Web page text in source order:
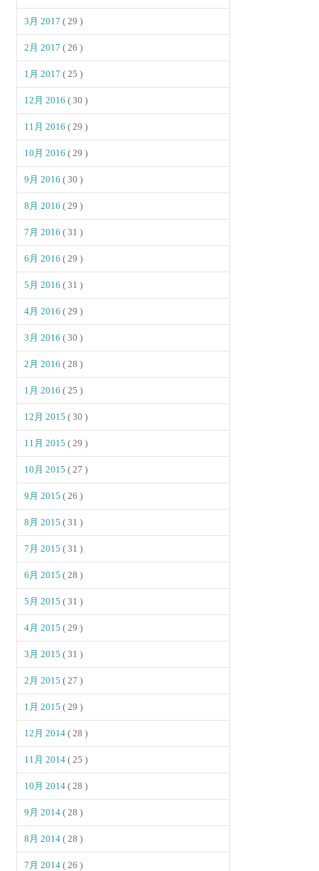
3月 2017( 29 )
2月 2017( 26 )
1月 2017( 25 )
12月 2016( 30 )
11月 2016( 29 )
10月 2016( 29 )
9月 2016( 30 )
8月 2016( 29 )
7月 2016( 31 )
6月 2016( 29 )
5月 2016( 31 )
4月 2016( 29 )
3月 2016( 30 )
2月 2016( 28 )
1月 2016( 25 )
12月 2015( 30 )
11月 2015( 29 )
10月 2015( 27 )
9月 2015( 26 )
8月 2015( 31 )
7月 2015( 31 )
6月 2015( 28 )
5月 2015( 31 )
4月 2015( 29 )
3月 2015( 31 )
2月 2015( 27 )
1月 2015( 29 )
12月 2014( 28 )
11月 2014( 25 )
10月 2014( 28 )
9月 2014( 28 )
8月 2014( 28 )
7月 2014( 26 )